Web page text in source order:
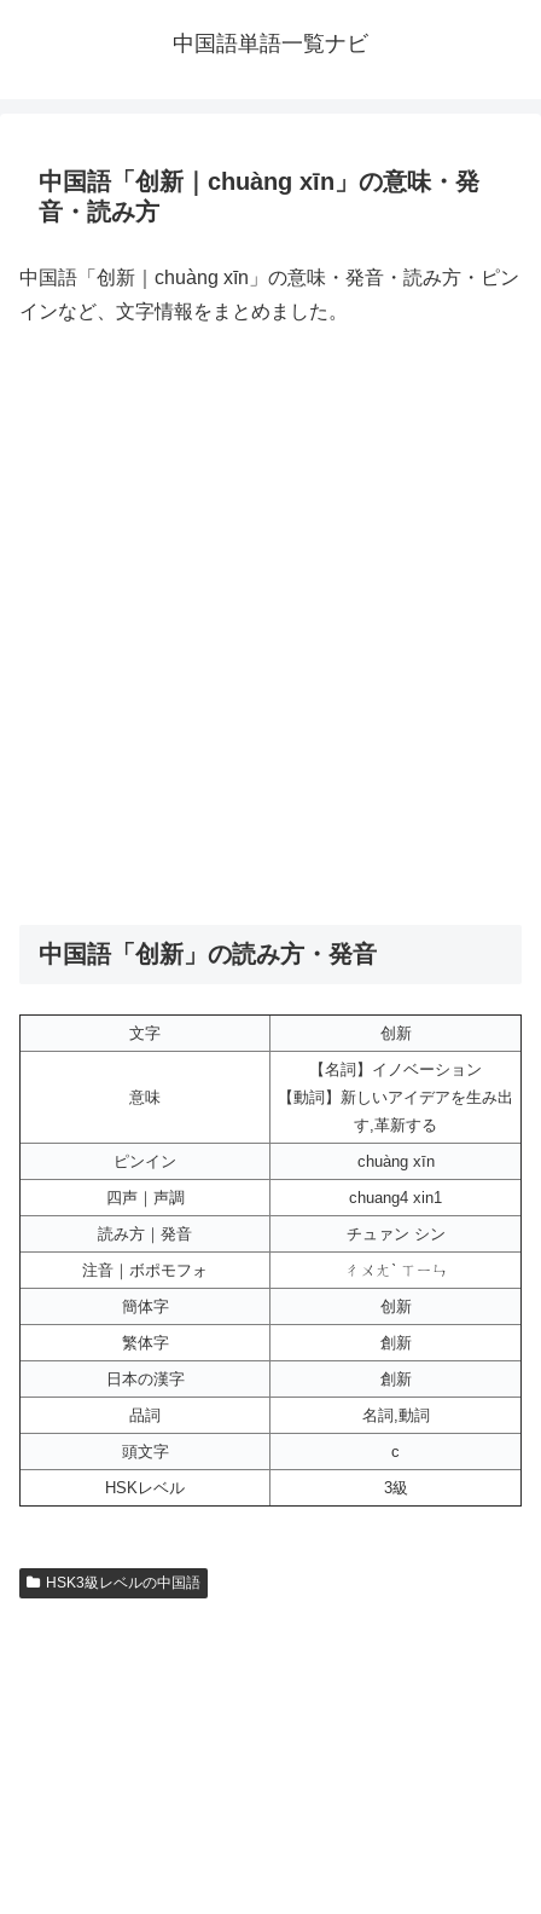
中国語単語一覧ナビ
中国語「创新｜chuàng xīn」の意味・発
音・読み方
中国語「创新｜chuàng xīn」の意味・発音・読み方・ピン
インなど、文字情報をまとめました。
中国語「创新」の読み方・発音
文字 创新
意味
【名詞】イノベーション
【動詞】新しいアイデアを生み出
す,革新する
ピンイン
chuàng xīn
四声｜声調
chuang4 xin1
読み方｜発音
チュァン シン
注音｜ボポモフォ
ㄔㄨㄤˋ ㄒㄧㄣ
簡体字
创新
繁体字
創新
日本の漢字
創新
品詞
名詞,動詞
頭文字
c
HSKレベル
3級
HSK3級レベルの中国語